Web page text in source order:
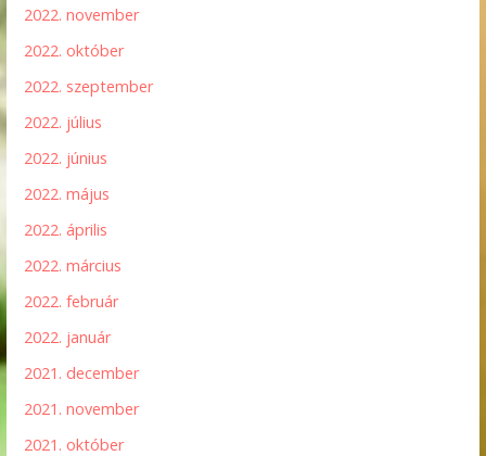
2022. november
2022. október
2022. szeptember
2022. július
2022. június
2022. május
2022. április
2022. március
2022. február
2022. január
2021. december
2021. november
2021. október